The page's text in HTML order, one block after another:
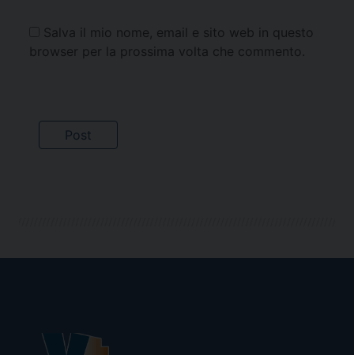
Salva il mio nome, email e sito web in questo
browser per la prossima volta che commento.